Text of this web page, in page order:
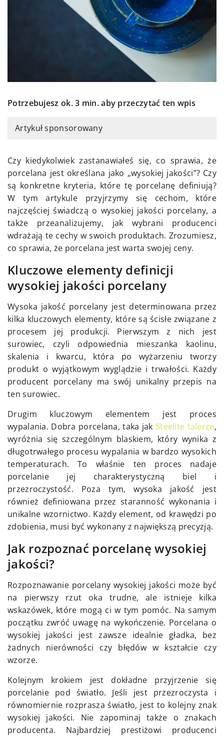
Potrzebujesz ok. 3 min. aby przeczytać ten wpis
Artykuł sponsorowany
Czy kiedykolwiek zastanawiałeś się, co sprawia, że
porcelana jest określana jako „wysokiej jakości”? Czy
są konkretne kryteria, które tę porcelanę definiują?
W tym artykule przyjrzymy się cechom, które
najczęściej świadczą o wysokiej jakości porcelany, a
także przeanalizujemy, jak wybrani producenci
wdrażają te cechy w swoich produktach. Zrozumiesz,
co sprawia, że porcelana jest warta swojej ceny.
Kluczowe elementy definicji
wysokiej jakości porcelany
Wysoka jakość porcelany jest determinowana przez
kilka kluczowych elementy, które są ścisłe związane z
procesem jej produkcji. Pierwszym z nich jest
surowiec, czyli odpowiednia mieszanka kaolinu,
skalenia i kwarcu, która po wyżarzeniu tworzy
produkt o wyjątkowym wyglądzie i trwałości. Każdy
producent porcelany ma swój unikalny przepis na
ten surowiec.
Drugim kluczowym elementem jest proces
wypalania. Dobra porcelana, taka jak Steelite talerze,
wyróżnia się szczególnym blaskiem, który wynika z
długotrwałego procesu wypalania w bardzo wysokich
temperaturach. To właśnie ten proces nadaje
porcelanie jej charakterystyczną biel i
przezroczystość. Poza tym, wysoka jakość jest
również definiowana przez staranność wykonania i
unikalne wzornictwo. Każdy element, od krawędzi po
zdobienia, musi być wykonany z największą precyzją.
Jak rozpoznać porcelanę wysokiej
jakości?
Rozpoznawanie porcelany wysokiej jakości może być
na pierwszy rzut oka trudne, ale istnieje kilka
wskazówek, które mogą ci w tym pomóc. Na samym
początku zwróć uwagę na wykończenie. Porcelana o
wysokiej jakości jest zawsze idealnie gładka, bez
żadnych nierówności czy błędów w kształcie czy
wzorze.
Kolejnym krokiem jest dokładne przyjrzenie się
porcelanie pod światło. Jeśli jest przezroczysta i
równomiernie rozprasza światło, jest to kolejny znak
wysokiej jakości. Nie zapominaj także o znakach
producenta. Najbardziej prestiżowi producenci